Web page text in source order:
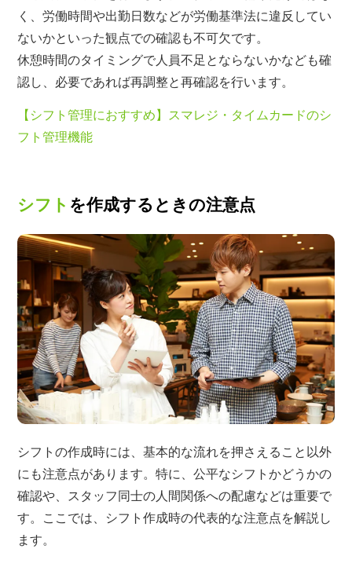
く、労働時間や出勤日数などが労働基準法に違反してい
ないかといった観点での確認も不可欠です。
休憩時間のタイミングで人員不足とならないかなども確
認し、必要であれば再調整と再確認を行います。
【シフト管理におすすめ】スマレジ・タイムカードのシ
フト管理機能
シフト を作成するときの注意点
シフトの作成時には、基本的な流れを押さえること以外
にも注意点があります。特に、公平なシフトかどうかの
確認や、スタッフ同士の人間関係への配慮などは重要で
す。ここでは、シフト作成時の代表的な注意点を解説し
ます。